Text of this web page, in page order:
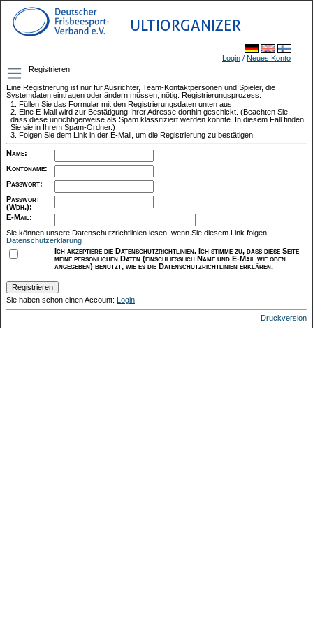
ULTIORGANIZER
Login / Neues Konto
Registrieren
Eine Registrierung ist nur für Ausrichter, Team-Kontaktpersonen und Spieler, die
Systemdaten eintragen oder ändern müssen, nötig. Registrierungsprozess:
Füllen Sie das Formular mit den Registrierungsdaten unten aus.
Eine E-Mail wird zur Bestätigung Ihrer Adresse dorthin geschickt. (Beachten Sie,
dass diese unrichtigerweise als Spam klassifiziert werden könnte. In diesem Fall finden
Sie sie in Ihrem Spam-Ordner.)
Folgen Sie dem Link in der E-Mail, um die Registrierung zu bestätigen.
Name:
Kontoname:
Passwort:
Passwort
(Wdh.):
E-Mail :
Sie können unsere Datenschutzrichtlinien lesen, wenn Sie diesem Link folgen:
Datenschutzerklärung
Ich akzeptiere die Datenschutzrichtlinien. Ich stimme zu, dass diese Seite
meine persönlichen Daten (einschließlich Name und E-Mail wie oben
angegeben) benutzt, wie es die Datenschutzrichtlinien erklären.
Sie haben schon einen Account: Login
Druckversion